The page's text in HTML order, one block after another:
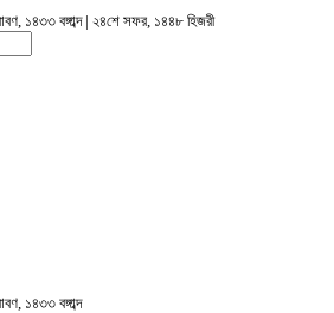
১৪৩৩ বঙ্গাব্দ | ২৪শে সফর, ১৪৪৮ হিজরী
১৪৩৩ বঙ্গাব্দ